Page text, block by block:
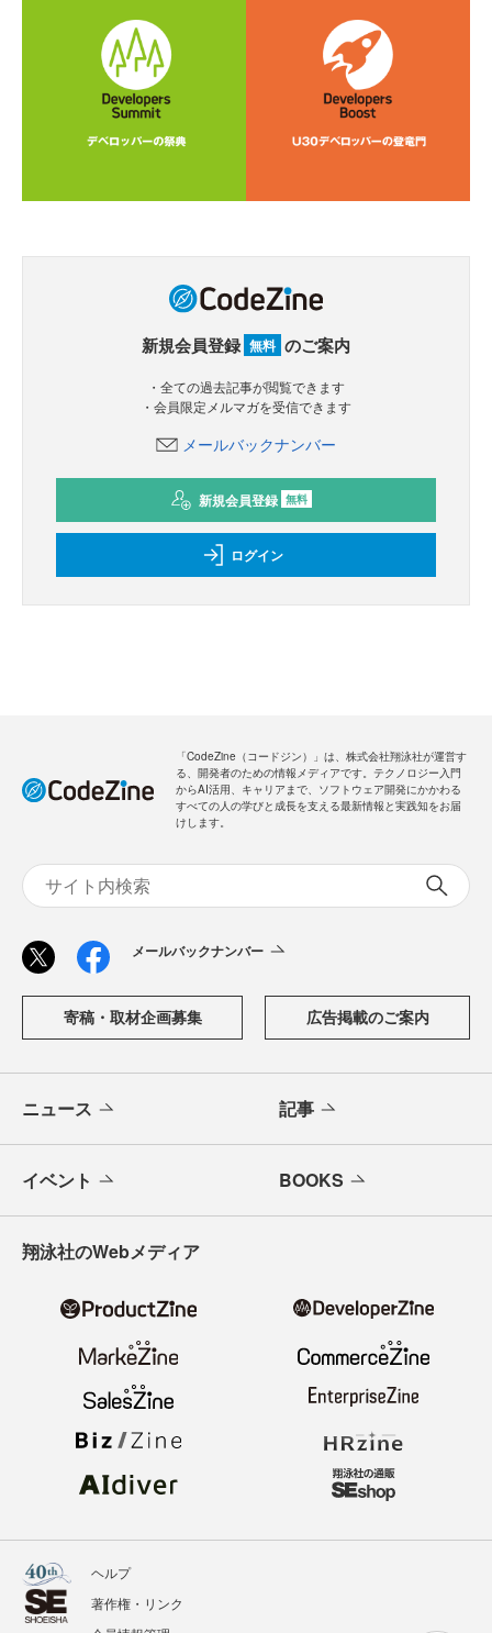
新規会員登録 無料 のご案内
・全ての過去記事が閲覧できます
・会員限定メルマガを受信できます
メールバックナンバー
新規会員登録 無料
ログイン
「CodeZine（コードジン）」は、株式会社翔泳社が運営す
る、開発者のための情報メディアです。テクノロジー入門
からAI活用、キャリアまで、ソフトウェア開発にかかわる
すべての人の学びと成長を支える最新情報と実践知をお届
けします。
メールバックナンバー
寄稿・取材企画募集 広告掲載のご案内
ニュース 記事
イベント BOOKS
翔泳社のWebメディア
ヘルプ
著作権・リンク